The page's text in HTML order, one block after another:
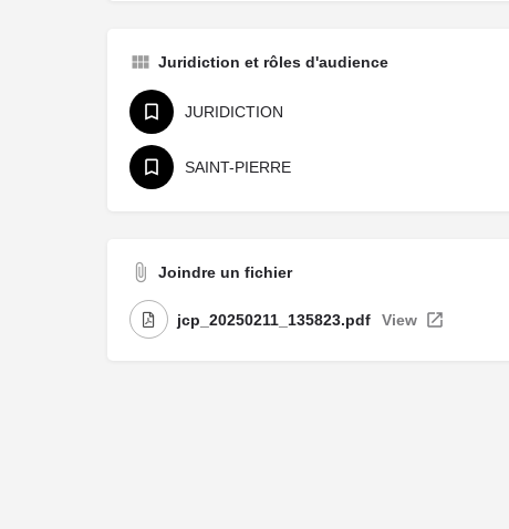
Juridiction et rôles d'audience
JURIDICTION
SAINT-PIERRE
Joindre un fichier
jcp_20250211_135823.pdf View